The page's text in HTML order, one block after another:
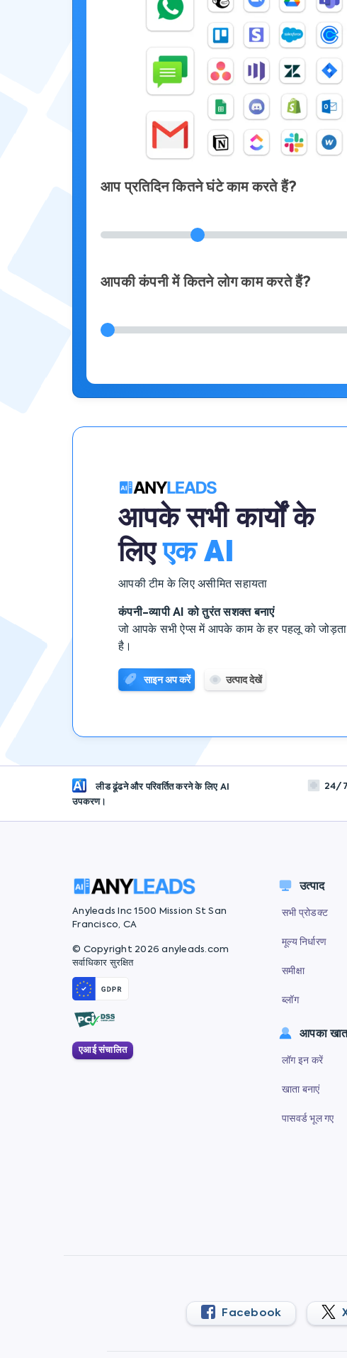
आप प्रतिदिन कितने घंटे काम करते हैं?
आपकी कंपनी में कितने लोग काम करते हैं?
आपके सभी कार्यों के
लिएएक AI
आपकी टीम के लिए असीमित सहायता
कंपनी-व्यापी AI को तुरंत सशक्त बनाएं
जो आपके सभी ऐप्स में आपके काम के हर पहलू को जोड़ता
है।
साइन अप करें उत्पाद देखें
लीड ढूंढने और परिवर्तित करने के लिए AI
उपकरण।
24/7
Anyleads Inc 1500 Mission St San
Francisco, CA
© Copyright 2026 anyleads.com
सर्वाधिकार सुरक्षित
एआई संचालित
उत्पाद
सभी प्रोडक्ट
मूल्य निर्धारण
समीक्षा
ब्लॉग
आपका
लॉग इन करें
खाता बनाएं
पासवर्ड भूल गए
Facebook